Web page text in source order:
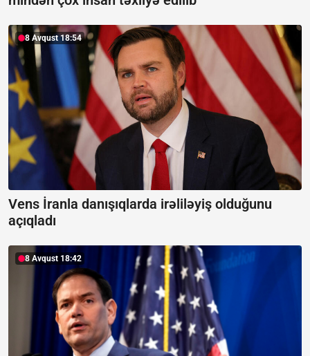
8 Avqust 18:54
Vens İranla danışıqlarda irəliləyiş olduğunu
açıqladı
8 Avqust 18:42